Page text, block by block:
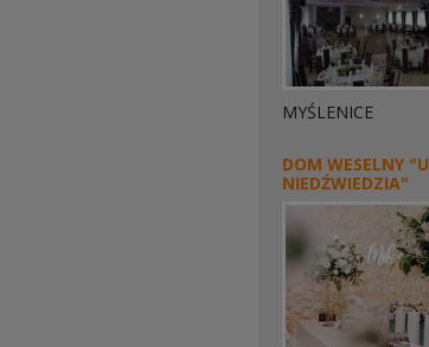
MYŚLENICE
DOM WESELNY "U
NIEDŹWIEDZIA"